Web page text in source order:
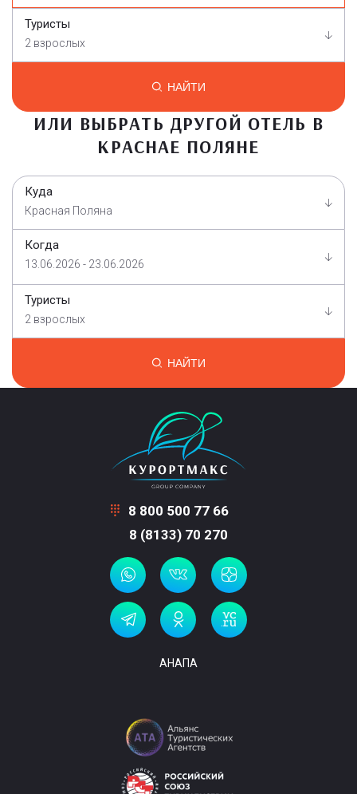
Туристы
2 взрослых
НАЙТИ
ИЛИ ВЫБРАТЬ ДРУГОЙ ОТЕЛЬ В
КРАСНАЕ ПОЛЯНЕ
Куда
Красная Поляна
Когда
13.06.2026 - 23.06.2026
Туристы
2 взрослых
НАЙТИ
8 800 500 77 66
8 (8133) 70 270
АНАПА